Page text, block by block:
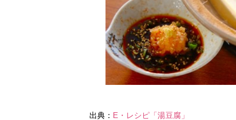
出典： E・レシピ「湯豆腐」